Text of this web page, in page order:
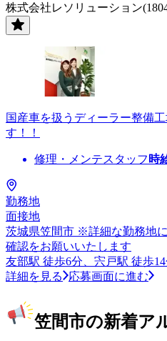
株式会社レソリューション
国産車を扱うディーラー整備
す！！
修理・メンテスタッフ 時
勤務地
面接地
茨城県笠間市 ※詳細な勤務地
確認をお願いいたします
友部駅 徒歩6分、宍戸駅 徒歩
詳細を見る
応募画面に進む
笠間市の新着ア